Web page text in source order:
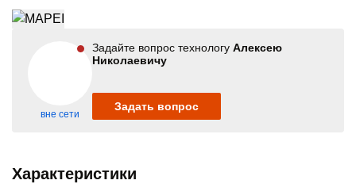
вне сети
Задайте вопрос технологу Алексею
Николаевичу
Задать вопрос
Характеристики